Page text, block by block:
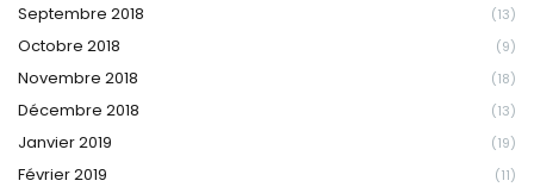
Septembre 2018 (13)
Octobre 2018 (9)
Novembre 2018 (18)
Décembre 2018 (13)
Janvier 2019 (19)
Février 2019 (11)